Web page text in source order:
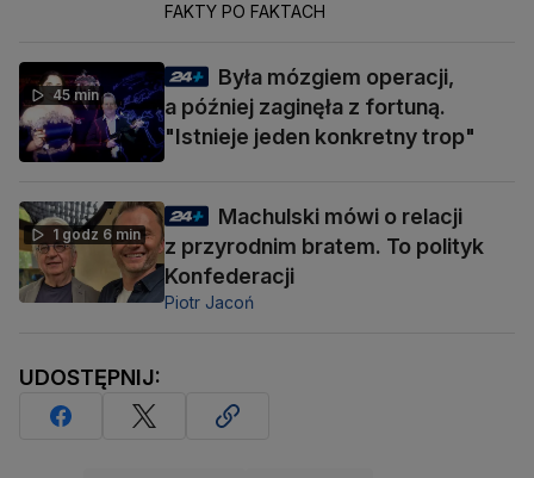
FAKTY PO FAKTACH
45 min
Była mózgiem operacji,
a później zaginęła z fortuną.
"Istnieje jeden konkretny trop"
1 godz 6 min
Machulski mówi o relacji
z przyrodnim bratem. To polityk
Konfederacji
Piotr Jacoń
UDOSTĘPNIJ: